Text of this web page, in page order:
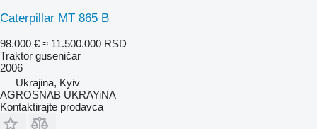
Caterpillar MT 865 B
98.000 € ≈ 11.500.000 RSD
Traktor guseničar
2006
Ukrajina, Kyiv
AGROSNAB UKRAYiNA
Kontaktirajte prodavca